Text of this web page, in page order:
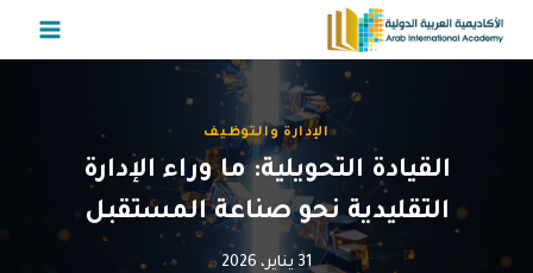
التجاوز
الإدارة والتوظيف
القيادة التحويلية: ما وراء الإدارة
التقليدية نحو صناعة المستقبل
31 يناير، 2026